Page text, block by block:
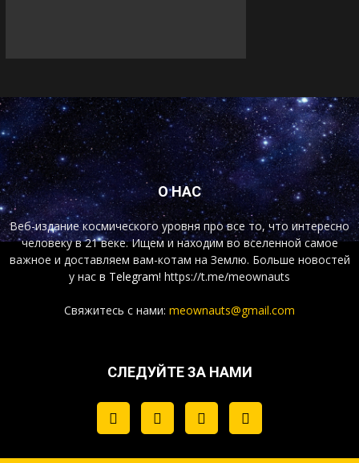
О НАС
Веб-издание космического уровня про все то, что интересно
человеку в 21 веке. Ищем и находим во вселенной самое
важное и доставляем вам-котам на Землю. Больше новостей
у нас в Telegram! https://t.me/meownauts
Свяжитесь с нами: meownauts@gmail.com
СЛЕДУЙТЕ ЗА НАМИ